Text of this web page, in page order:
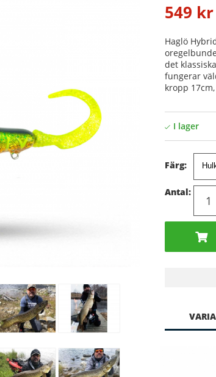
549 kr
Haglö
det
fungerar
kropp
Färg:
Antal: